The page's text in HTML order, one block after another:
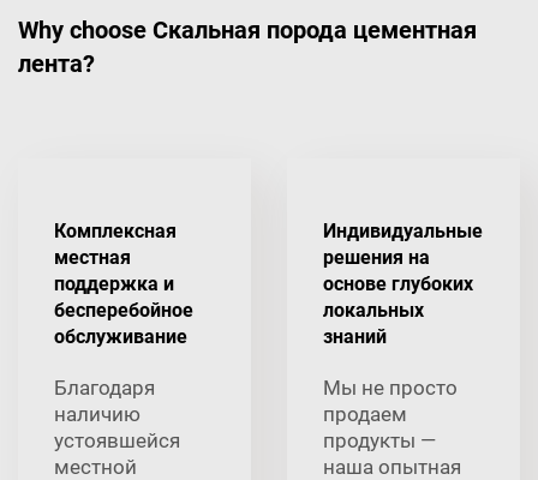
Why choose Скальная порода цементная
лента?
Комплексная
местная
поддержка и
бесперебойное
обслуживание
Благодаря
наличию
устоявшейся
местной
Индивидуальные
решения на
основе глубоких
локальных
знаний
Мы не просто
продаем
продукты —
наша опытная